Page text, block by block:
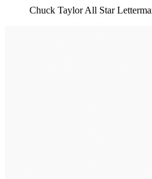
Chuck Taylor All Star